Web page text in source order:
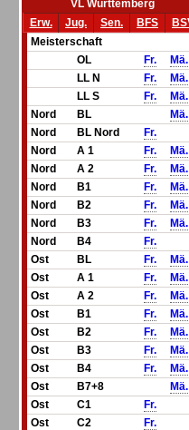
VL Württemberg
Erw.
Jug. Sen. BFS
Meisterschaft
OL
Fr.
Mä.
LL N
Fr.
Mä.
LL S
Fr.
Mä.
Nord
BL
Mä.
Nord
BL Nord
Fr.
Nord
A 1 Fr.
Mä.
Nord
A 2 Fr.
Mä.
Nord
B1 Fr.
Mä.
Nord
B2 Fr.
Mä.
Nord
B3 Fr.
Mä.
Nord
B4
Fr.
Ost
BL Fr.
Mä.
Ost
A 1 Fr.
Mä.
Ost
A 2 Fr.
Mä.
Ost
B1 Fr.
Mä.
Ost
B2 Fr.
Mä.
Ost
B3 Fr.
Mä.
Ost
B4 Fr.
Mä.
Ost
B7+8
Mä.
Ost
C1
Fr.
Ost
C2
Fr.